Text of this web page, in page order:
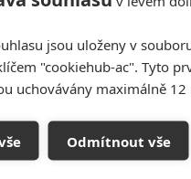
thriller nebo
jsou uloženy v
"cookiehub-ac". Tyto
uchovávány maximálně 12
Odmítnout vše